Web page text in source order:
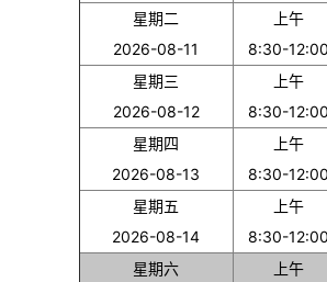
星期二
2026-08-11
上午
8:30-
星期三
2026-08-12
上午
8:30-
星期四
2026-08-13
上午
8:30-
星期五
2026-08-14
上午
8:30-
星期六
上午